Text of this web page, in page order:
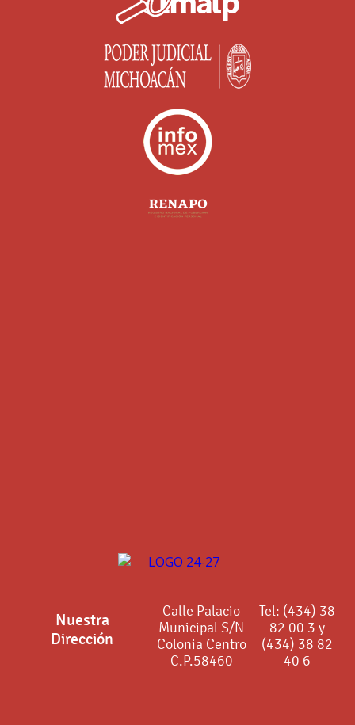
Nuestra
Dirección
Calle Palacio
Municipal S/N
Colonia Centro
C.P.58460
Tel: (434) 38
82 00 3 y
(434) 38 82
40 6